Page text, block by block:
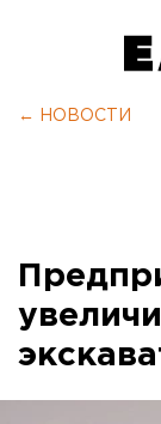
← НОВОСТИ